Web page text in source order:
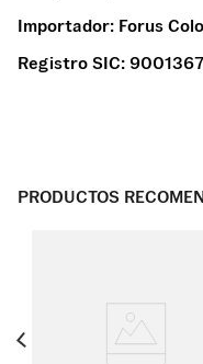
Importador: Forus
Registro SIC:
PRODUCTOS